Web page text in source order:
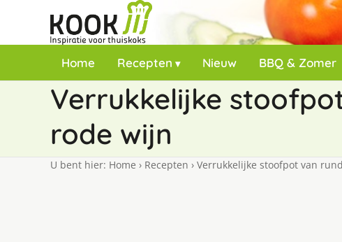
Home Recepten Nieuw BBQ & Zomer
Verrukkelijke
rode wijn
U bent hier: Home › Recepten › Verrukkelijke stoofpot van